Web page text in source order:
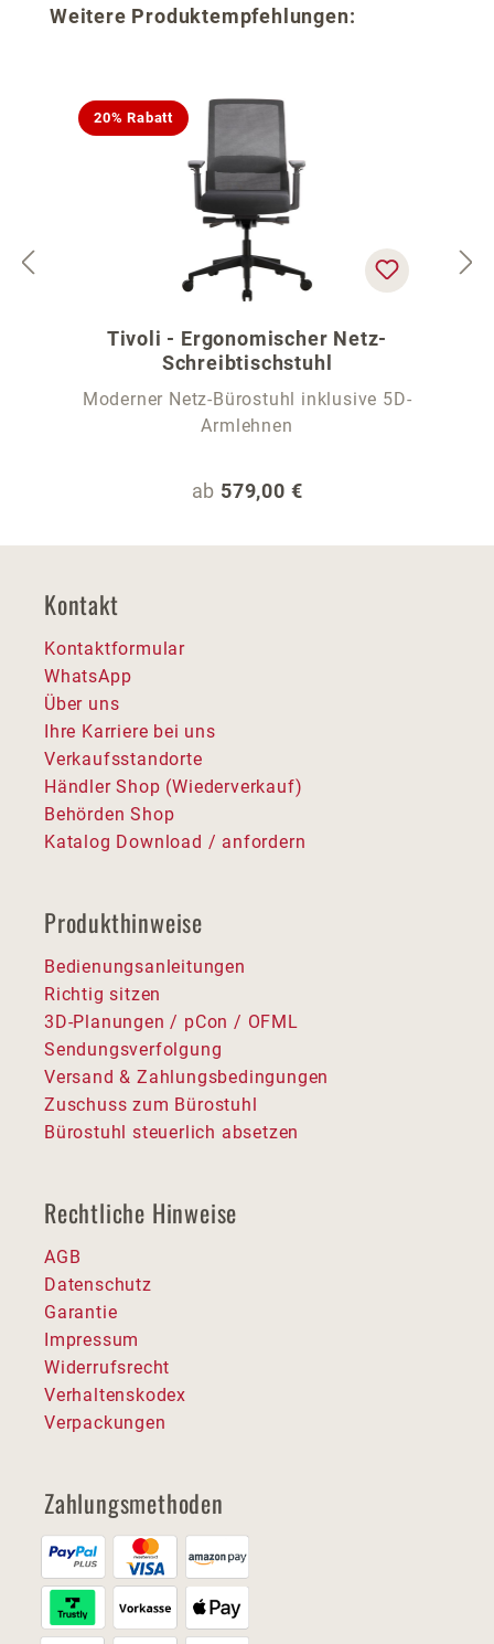
Produktgalerie überspringen
Weitere Produktempfehlungen:
20% Rabatt
Tivoli - Ergonomischer Netz-
Schreibtischstuhl
Moderner Netz-Bürostuhl inklusive 5D-
Armlehnen
Regulärer Preis:
ab 579,00 €
Kontakt
Kontaktformular
WhatsApp
Über uns
Ihre Karriere bei uns
Verkaufsstandorte
Händler Shop (Wiederverkauf)
Behörden Shop
Katalog Download / anfordern
Produkthinweise
Bedienungsanleitungen
Richtig sitzen
3D-Planungen / pCon / OFML
Sendungsverfolgung
Versand & Zahlungsbedingungen
Zuschuss zum Bürostuhl
Bürostuhl steuerlich absetzen
Rechtliche Hinweise
AGB
Datenschutz
Garantie
Impressum
Widerrufsrecht
Verhaltenskodex
Verpackungen
Zahlungsmethoden